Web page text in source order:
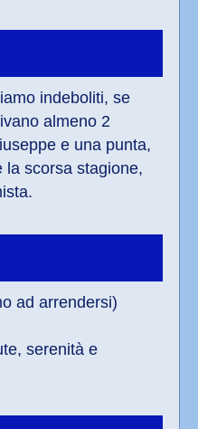
indeboliti, se
almeno 2
e una punta,
la scorsa stagione,
ad arrendersi)
serenità e